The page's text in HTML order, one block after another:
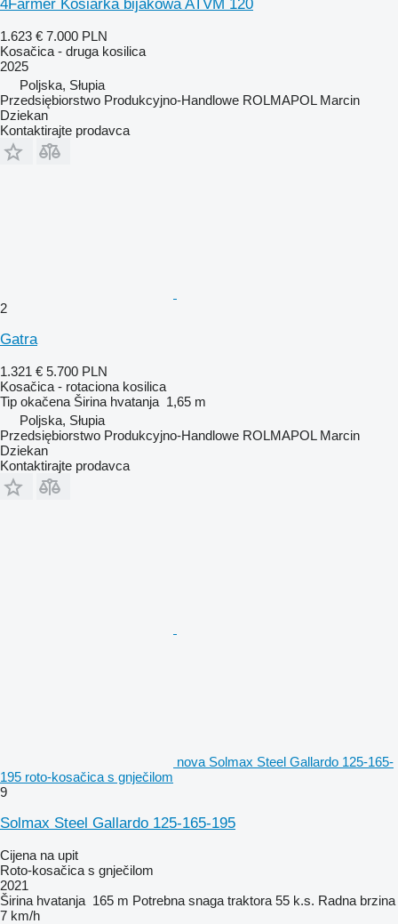
4Farmer Kosiarka bijakowa ATVM 120
1.623 € 7.000 PLN
Kosačica - druga kosilica
2025
Poljska, Słupia
Przedsiębiorstwo Produkcyjno-Handlowe ROLMAPOL Marcin
Dziekan
Kontaktirajte prodavca
2
Gatra
1.321 € 5.700 PLN
Kosačica - rotaciona kosilica
Tip okačena Širina hvatanja 1,65 m
Poljska, Słupia
Przedsiębiorstwo Produkcyjno-Handlowe ROLMAPOL Marcin
Dziekan
Kontaktirajte prodavca
nova Solmax Steel Gallardo 125-165-
195 roto-kosačica s gnječilom
9
Solmax Steel Gallardo 125-165-195
Cijena na upit
Roto-kosačica s gnječilom
2021
Širina hvatanja 165 m Potrebna snaga traktora 55 k.s. Radna brzina
7 km/h